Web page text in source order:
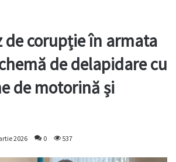
de corupție în armata
de delapidare cu
de motorină și
2026 0 537